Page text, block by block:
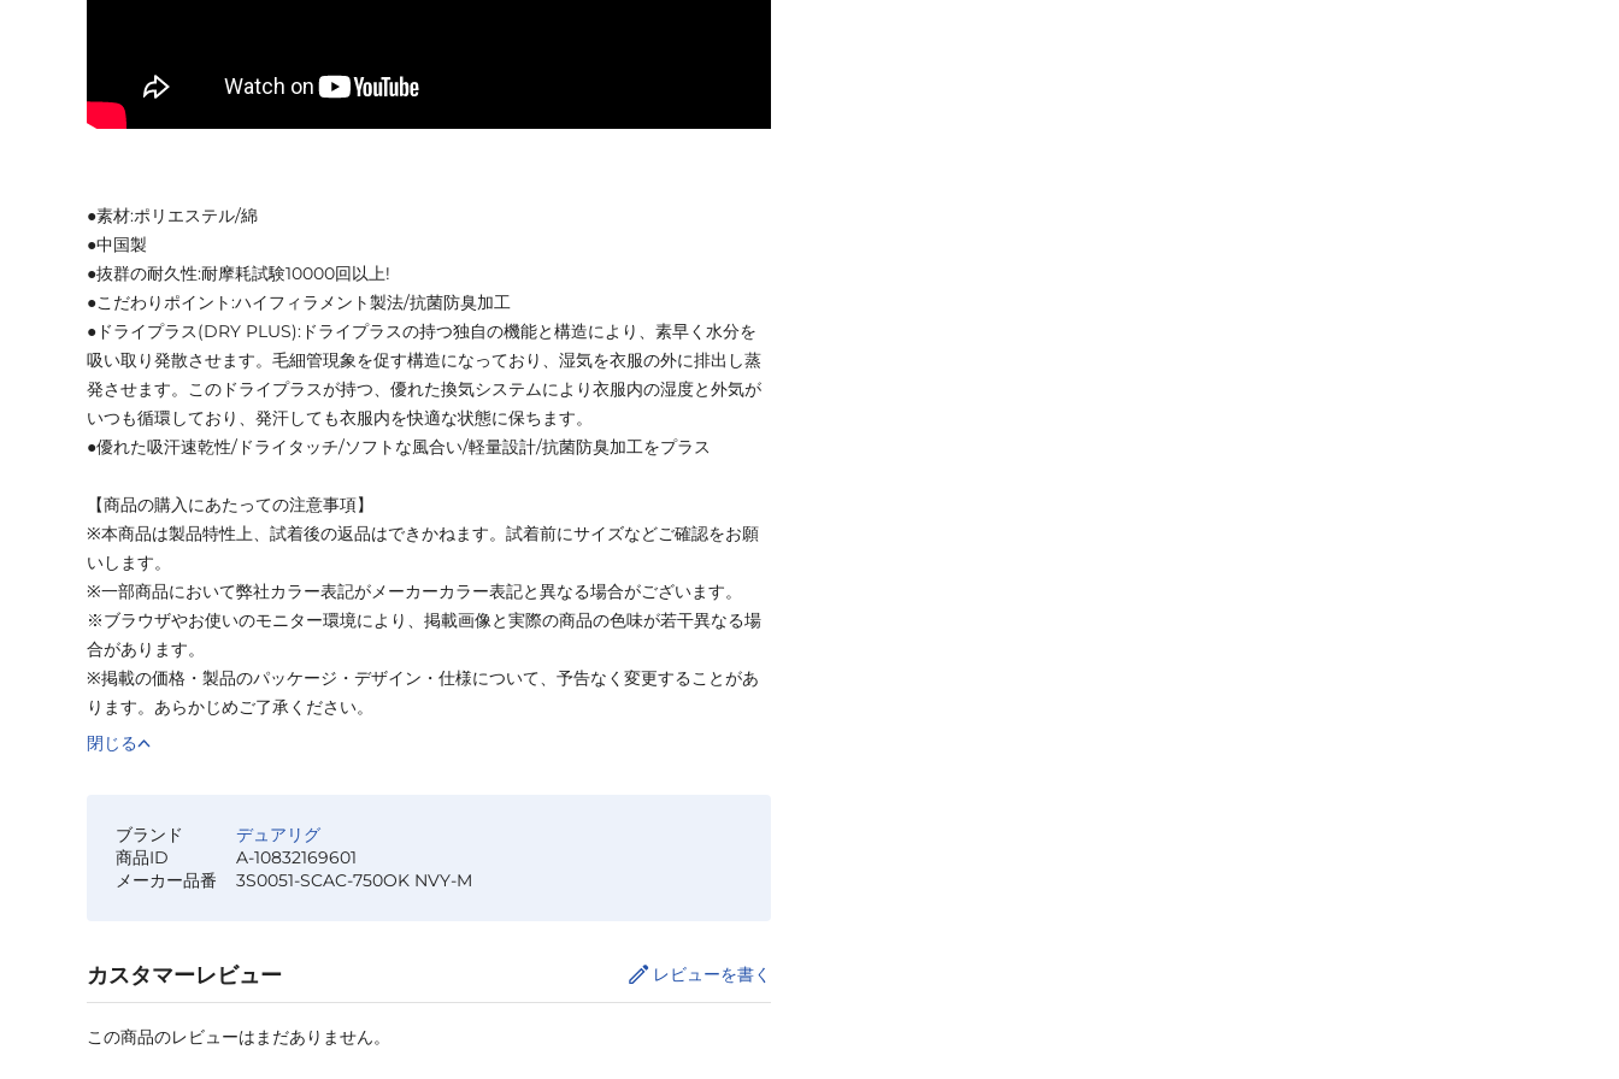
●素材:ポリエステル/綿
●中国製
●抜群の耐久性:耐摩耗試験10000回以上!
●こだわりポイント:ハイフィラメント製法/抗菌防臭加工
●ドライプラス(DRY PLUS):ドライプラスの持つ独自の機能と構造により、素早く水分を
吸い取り発散させます。毛細管現象を促す構造になっており、湿気を衣服の外に排出し蒸
発させます。このドライプラスが持つ、優れた換気システムにより衣服内の湿度と外気が
いつも循環しており、発汗しても衣服内を快適な状態に保ちます。
●優れた吸汗速乾性/ドライタッチ/ソフトな風合い/軽量設計/抗菌防臭加工をプラス
【商品の購入にあたっての注意事項】
※本商品は製品特性上、試着後の返品はできかねます。試着前にサイズなどご確認をお願
いします。
※一部商品において弊社カラー表記がメーカーカラー表記と異なる場合がございます。
※ブラウザやお使いのモニター環境により、掲載画像と実際の商品の色味が若干異なる場
合があります。
※掲載の価格・製品のパッケージ・デザイン・仕様について、予告なく変更することがあ
ります。あらかじめご了承ください。
閉じる
ブランド
デュアリグ
商品ID
A-10832169601
メーカー品番
3S0051-SCAC-750OK NVY-M
カスタマーレビュー レビューを書く
この商品のレビューはまだありません。